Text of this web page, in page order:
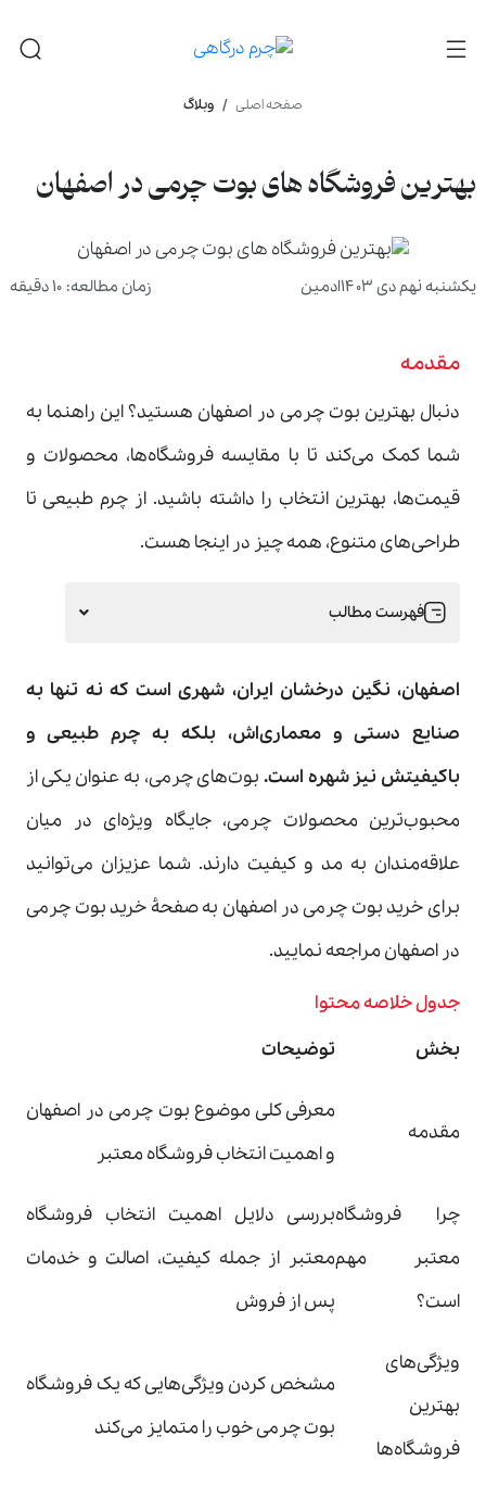
صفحه اصلی وبلاگ
بهترین فروشگاه های بوت چرمی در اصفهان
یکشنبه نهم دی ۱۴۰۳ ادمین زمان مطالعه: ۱۰ دقیقه
مقدمه
دنبال بهترین بوت چرمی در اصفهان هستید؟ این راهنما به
شما کمک می‌کند تا با مقایسه فروشگاه‌ها، محصولات و
قیمت‌ها، بهترین انتخاب را داشته باشید. از چرم طبیعی تا
طراحی‌های متنوع، همه چیز در اینجا هست.
فهرست مطالب
اصفهان، نگین درخشان ایران، شهری است که نه تنها به
صنایع دستی و معماری‌اش، بلکه به چرم طبیعی و
باکیفیتش نیز شهره است. بوت‌های چرمی، به عنوان یکی از
محبوب‌ترین محصولات چرمی، جایگاه ویژه‌ای در میان
علاقه‌مندان به مد و کیفیت دارند. شما عزیزان می‌توانید
برای خرید بوت چرمی در اصفهان به صفحۀ خرید بوت چرمی
در اصفهان مراجعه نمایید.
جدول خلاصه محتوا
بخش
توضیحات
مقدمه
معرفی کلی موضوع بوت چرمی در اصفهان
و اهمیت انتخاب فروشگاه معتبر
چرا فروشگاه
معتبر مهم
است؟
بررسی دلایل اهمیت انتخاب فروشگاه
معتبر از جمله کیفیت، اصالت و خدمات
پس از فروش
ویژگی‌های
بهترین
فروشگاه‌ها
مشخص کردن ویژگی‌هایی که یک فروشگاه
بوت چرمی خوب را متمایز می‌کند